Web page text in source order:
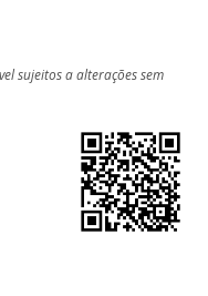
sujeitos a alterações sem